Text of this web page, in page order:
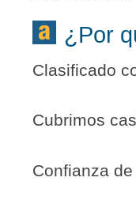
Clasificado
Cubrimos
Confianza